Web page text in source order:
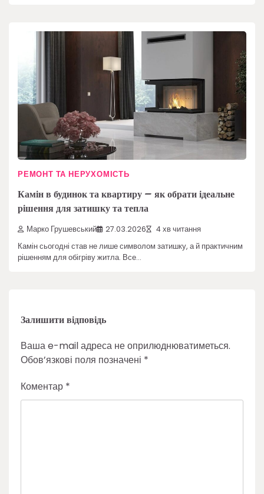
РЕМОНТ ТА НЕРУХОМІСТЬ
Камін в будинок та квартиру – як обрати ідеальне
рішення для затишку та тепла
Марко Грушевський 27.03.2026 4 хв читання
Камін сьогодні став не лише символом затишку, а й практичним
рішенням для обігріву житла. Все…
Залишити відповідь
Ваша e-mail адреса не оприлюднюватиметься.
Обов’язкові поля позначені *
Коментар *